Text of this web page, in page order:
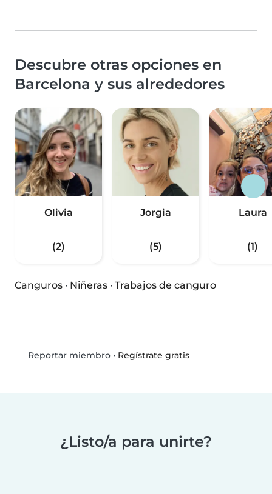
Descubre otras opciones en
Barcelona y sus alrededores
Olivia
(2)
Jorgia
(5)
Laura
(1)
Canguros · Niñeras · Trabajos de canguro
Reportar miembro• Regístrate gratis
¿Listo/a para unirte?